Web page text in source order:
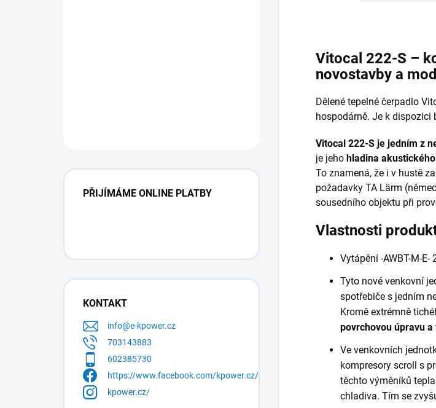
PŘIJÍMÁME ONLINE PLATBY
KONTAKT
info@e-kpower.cz
703143883
602385730
https://www.facebook.com/kpower.cz/
kpower.cz/
Vitocal 222-S –
novostavby a
Dělené tepelné čerpadlo
hospodárně. Je k dispozici
Vitocal 222-S je jedním z
je jeho hladina
To znamená, že i v hustě
požadavky TA Lärm
sousedního objektu při
Vlastnosti
Vytápění -AWBT-M-
Tyto nové venkovní
spotřebiče s jedním
Kromě extrémně
povrchovou úpravu
Ve venkovních
kompresory scroll s
těchto výměníků
chladiva. Tím se